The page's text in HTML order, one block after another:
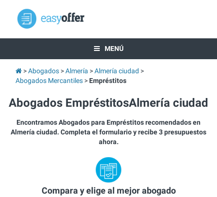
MENÚ
Abogados Almería
Almería ciudad
Abogados Mercantiles
Empréstitos
Abogados EmpréstitosAlmería ciudad
Encontramos Abogados para Empréstitos recomendados en
Almería ciudad. Completa el formulario y recibe 3 presupuestos
ahora.
Compara y elige al mejor abogado